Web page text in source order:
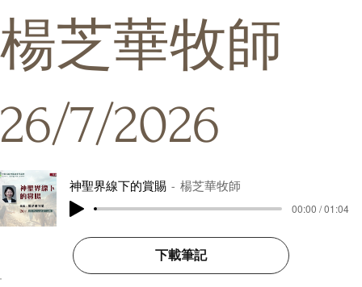
26/7/2026
楊芝華牧師
神聖界線下的賞賜
楊芝華牧師
00:00 / 01:04
下載筆記